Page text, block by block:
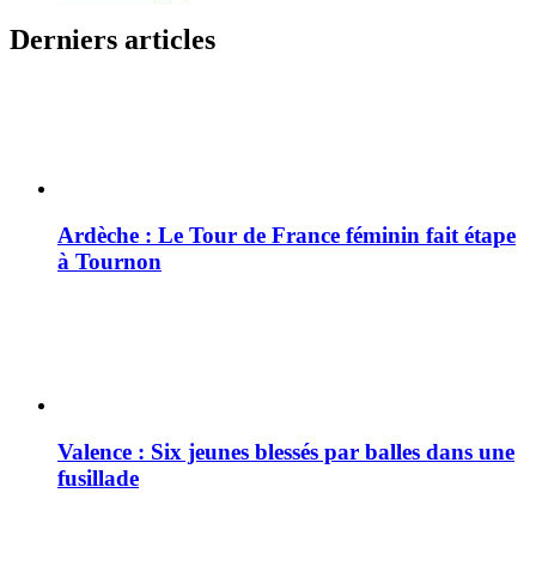
Derniers articles
Ardèche : Le Tour de France féminin fait étape
à Tournon
Valence : Six jeunes blessés par balles dans une
fusillade